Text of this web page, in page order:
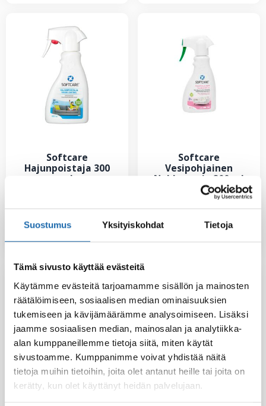
Suostumus Yksityiskohdat Tietoja
Tämä sivusto käyttää evästeitä
Käytämme evästeitä tarjoamamme sisällön ja mainosten
räätälöimiseen, sosiaalisen median ominaisuuksien
tukemiseen ja kävijämäärämme analysoimiseen. Lisäksi
jaamme sosiaalisen median, mainosalan ja analytiikka-
alan kumppaneillemme tietoja siitä, miten käytät
sivustoamme. Kumppanimme voivat yhdistää näitä
tietoja muihin tietoihin, joita olet antanut heille tai joita on
kerätty, kun olet käyttänyt heidän palvelujaan.
Softcare
Hajunpoistaja 300
ml
Softcare
Vesipohjainen
Nahkasuoja 300 ml
Lisää ostoskoriin